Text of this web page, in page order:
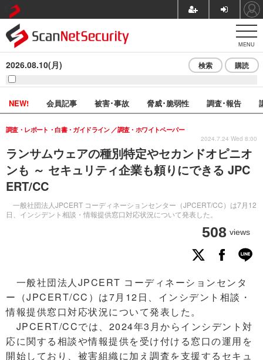
MENU
2026.08.10(月) 検索 購読
NEW! 会員記事 被害･事故 脅威･脆弱性 調査･報告
ランサムウェアの種別特定やセカンドオピニオ
ンも ～ セキュリティ企業も頼りにできる JPC
ERT/CC
一般社団法人JPCERT コーディネーションセンター（JPCERT/CC）は7月12
日、インシデント相談・情報提供窓口対応状況について発表した。
調査・レポート・白書・ガイドライン 調査・ホワイトペーパー
508 views
2024.7.24 Wed 8:00
一般社団法人JPCERT コーディネーションセンタ
ー（JPCERT/CC）は7月12日、インシデント相談・
情報提供窓口対応状況について発表した。
JPCERT/CCでは、2024年3月からインシデント対
応に関する相談や情報提供を受け付ける窓口の運用を
開始しており、被害組織に加え調査を支援するセキュ